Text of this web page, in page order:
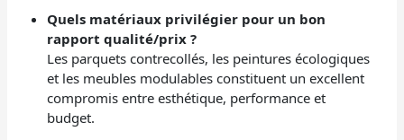
Quels matériaux privilégier pour un bon
rapport qualité/prix ?
Les parquets contrecollés, les peintures écologiques
et les meubles modulables constituent un excellent
compromis entre esthétique, performance et
budget.